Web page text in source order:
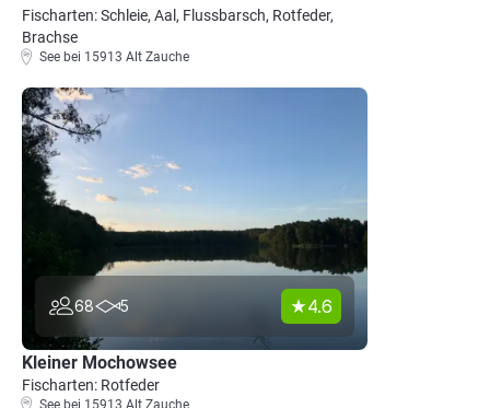
Fischarten: Schleie, Aal, Flussbarsch, Rotfeder,
Brachse
See bei 15913 Alt Zauche
68 5 4.6
Kleiner Mochowsee
Fischarten: Rotfeder
See bei 15913 Alt Zauche